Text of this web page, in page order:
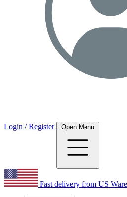
Login / Register Open Menu
Fast delivery from US